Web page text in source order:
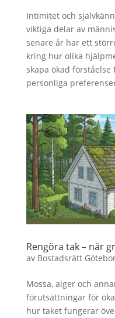
Intimitet och
viktiga delar av
senare år har ett
kring hur olika
skapa ökad
personliga
Rengöra tak – när
av Bostadsrätt
Mossa, alger och
förutsättningar för
hur taket fungerar